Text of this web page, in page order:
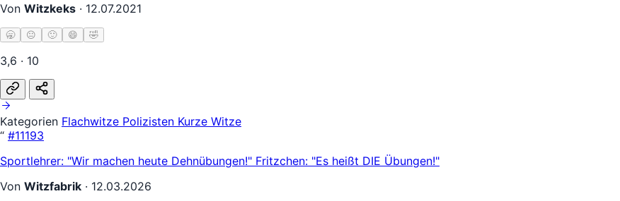
Von Witzkeks · 12.07.2021
🥱 😐 🙂 😄 🤣
3,6 · 10
Kategorien Flachwitze Polizisten Kurze Witze
“ #11193
Sportlehrer: "Wir machen heute Dehnübungen!" Fritzchen: "Es heißt DIE Übungen!"
Von Witzfabrik · 12.03.2026